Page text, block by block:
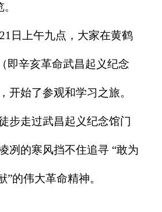
日上午九点，大家在黄鹤
即辛亥革命武昌起义纪念
开始了参观和学习之旅。
步走过武昌起义纪念馆门
冽的寒风挡不住追寻 “敢为
”的伟大革命精神。